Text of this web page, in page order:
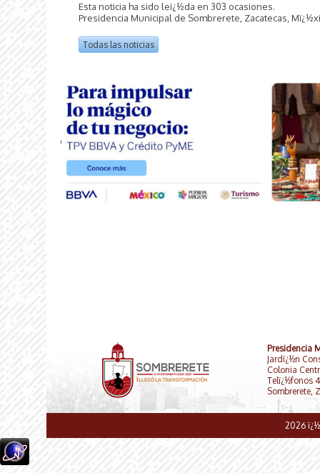
Esta noticia ha sido leï¿½da en 303 ocasiones.
Presidencia Municipal de Sombrerete, Zacatecas,
Todas las noticias
Presidencia
Jardï¿½n
Colonia
Telï¿½fonos
Sombrerete,
2026